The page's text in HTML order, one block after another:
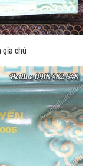
gia chủ